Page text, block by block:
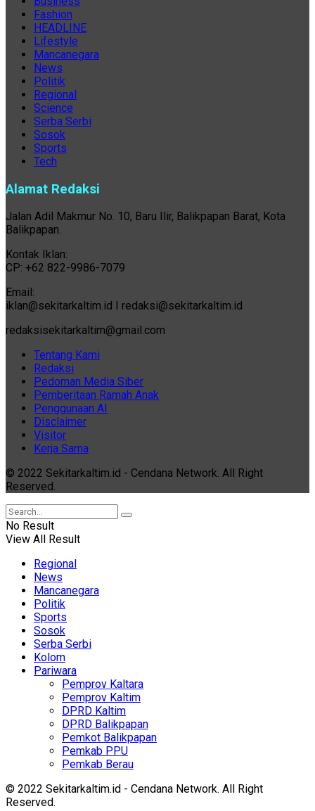
Fashion
HEADLINE
Lifestyle
Mancanegara
News
Politik
Regional
Science
Serba Serbi
Sosok
Sports
Tech
Alamat Redaksi
Jalan Adil Makmur No. 10, Baru Ilir, Balikpapan Barat, Kota
Balikpapan.
Kontak Iklan:
CP: +62 822-9986-7079
Email:
iklan@sekitarkaltim.id I redaksi@sekitarkaltim.id
redaksisekitarkaltim@gmail.com
Tentang Kami
Redaksi
Pedoman Media Siber
Pemberitaan Ramah Anak
Penggunaan AI
Disclaimer
Visitor
Kerja Sama
© 2022 Sekitarkaltim.id - Cendana Network. All Right
Reserved.
No Result
View All Result
Regional
News
Mancanegara
Politik
Sports
Sosok
Serba Serbi
Kolom
Pariwara
Pemprov Kaltara
Pemprov Kaltim
DPRD Kaltim
DPRD Balikpapan
Pemkot Balikpapan
Pemkab PPU
Pemkab Berau
© 2022 Sekitarkaltim.id - Cendana Network. All Right
Reserved.